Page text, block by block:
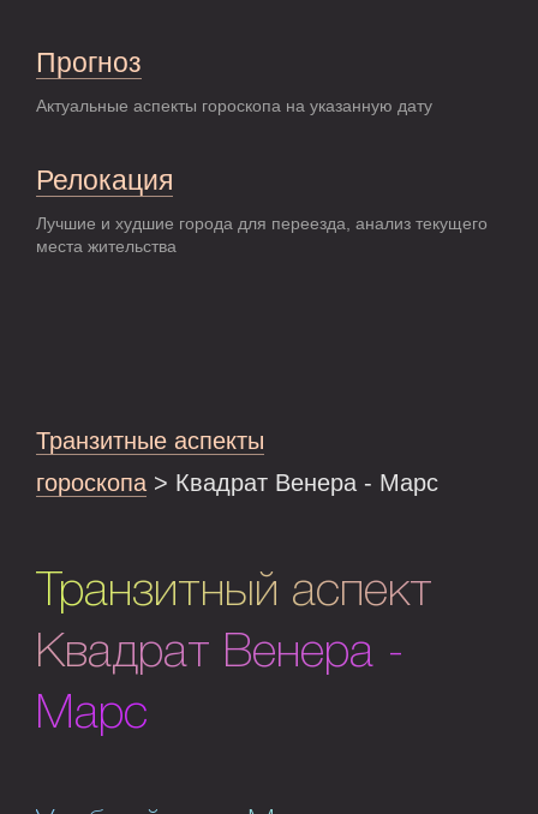
Прогноз
Актуальные аспекты гороскопа на указанную дату
Релокация
Лучшие и худшие города для переезда, анализ текущего
места жительства
Транзитные аспекты
гороскопа > Квадрат Венера - Марс
Транзитный аспект
Квадрат Венера -
Марс